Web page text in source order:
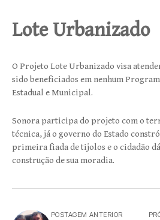
Lote Urbanizado
O Projeto Lote Urbanizado visa
sido beneficiados em nenhum
Estadual e Municipal.
Sonora participa do projeto com o
técnica, já o governo do Estado
primeira fiada de tijolos e o cidadão
construção de sua moradia.
POSTAGEM ANTERIOR